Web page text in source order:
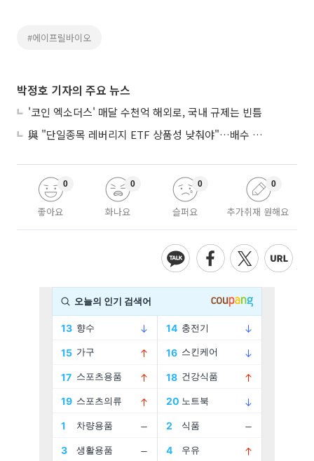
#에이프릴바이오
박정호 기자의 주요 뉴스
'코인 엑소더스' 매달 수천억 해외로, 국내 규제는 빈틈
與 "단일종목 레버리지 ETF 상품성 낮춰야"…배수 조정안도 거론
좋아요
0
화나요
0
슬퍼요
0
추가취재 원해요
0